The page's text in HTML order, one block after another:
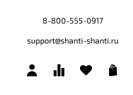
8-800-555-0917
support@shanti-shanti.ru